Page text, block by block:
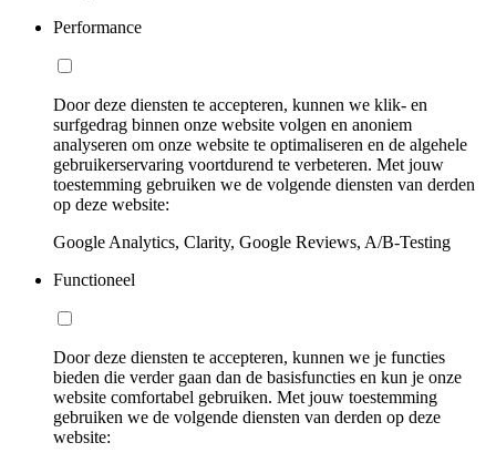
Performance
Door deze diensten te accepteren, kunnen we klik- en
surfgedrag binnen onze website volgen en anoniem
analyseren om onze website te optimaliseren en de algehele
gebruikerservaring voortdurend te verbeteren. Met jouw
toestemming gebruiken we de volgende diensten van derden
op deze website:
Google Analytics, Clarity, Google Reviews, A/B-Testing
Functioneel
Door deze diensten te accepteren, kunnen we je functies
bieden die verder gaan dan de basisfuncties en kun je onze
website comfortabel gebruiken. Met jouw toestemming
gebruiken we de volgende diensten van derden op deze
website: